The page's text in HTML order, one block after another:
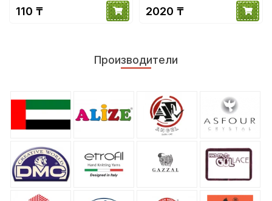
110 ₸ 2020 ₸
Производители